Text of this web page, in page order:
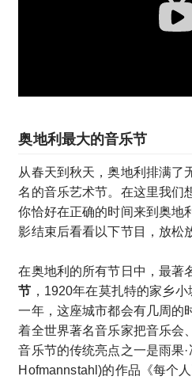
奥地利最大的音乐节
从春天到秋天，奥地利排满了
名的音乐艺术节。在这里我们
你恰好在正确的时间来到奥地
影结束后看看以下节目，放松
在奥地利的所有节日中，最著
节 ，1920年在莫扎特的家乡
一年，这座城市都会有几周的
着全世界著名音乐家把音乐会
音乐节的传统亮点之一是雨果
Hofmannstahl)的作品《每个人